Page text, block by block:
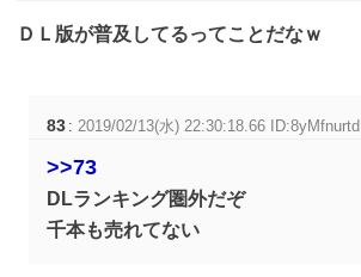
ＤＬ版が普及してるってことだなｗ
83 : 2019/02/13(水) 22:30:18.66 ID:8yMfnurtd
>>73
DLランキング圏外だぞ
千本も売れてない